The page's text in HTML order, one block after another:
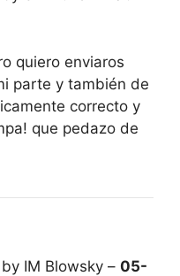
quiero enviaros
parte y también de
correcto y
que pedazo de
IM Blowsky – 05-